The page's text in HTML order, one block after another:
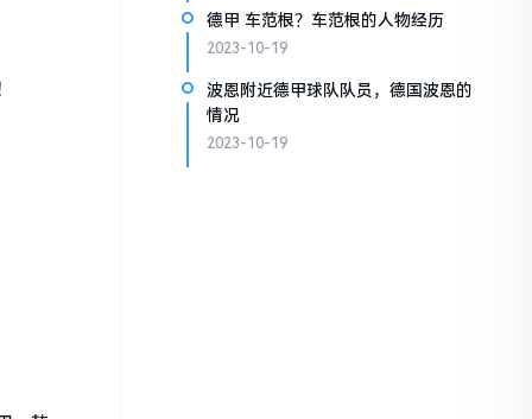
德甲 车范根？车范根的人物经历
2023-10-19
波恩附近德甲球队队员，德国波恩的
情况
2023-10-19